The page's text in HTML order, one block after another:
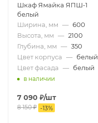
Шкаф Ямайка ЯПШ-1
белый
Ширина, мм — 600
Высота, мм — 2100
Глубина, мм — 350
Цвет корпуса — белый
Цвет фасада — белый
в наличии
7 090 ₽/шт
8 150₽ -13%